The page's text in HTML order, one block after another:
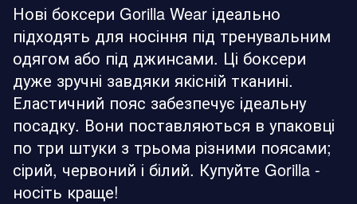
Нові боксери Gorilla Wear ідеально
підходять для носіння під тренувальним
одягом або під джинсами. Ці боксери
дуже зручні завдяки якісній тканині.
Еластичний пояс забезпечує ідеальну
посадку. Вони поставляються в упаковці
по три штуки з трьома різними поясами;
сірий, червоний і білий. Купуйте Gorilla -
носіть краще!